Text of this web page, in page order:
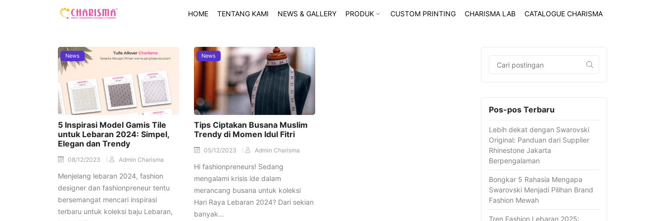
HOME TENTANG KAMI NEWS & GALLERY PRODUK CUSTOM PRINTING CHARISMA LAB CATALOGUE CHARISMA
News
5 Inspirasi Model Gamis Tile
untuk Lebaran 2024: Simpel,
Elegan dan Trendy
08/12/2023 Admin Charisma
Menjelang lebaran 2024, fashion
designer dan fashionpreneur tentu
bersemangat mencari inspirasi
terbaru untuk koleksi baju Lebaran,
News
Tips Ciptakan Busana Muslim
Trendy di Momen Idul Fitri
05/12/2023 Admin Charisma
Hi fashionpreneurs! Sedang
mengalami krisis ide dalam
merancang busana untuk koleksi
Hari Raya Lebaran 2024? Dari sekian
banyak…
Pos-pos Terbaru
Lebih dekat dengan Swarovski
Original: Panduan dari Supplier
Rhinestone Jakarta
Berpengalaman
Bongkar 5 Rahasia Mengapa
Swarovski Menjadi Pilihan Brand
Fashion Mewah
Tren Fashion Lebaran 2025: